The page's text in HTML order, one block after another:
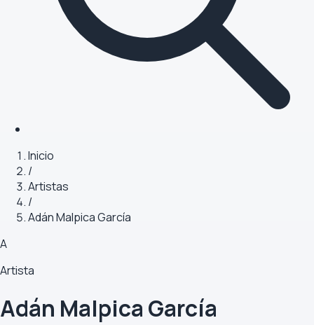
Inicio
/
Artistas
/
Adán Malpica García
A
Artista
Adán Malpica García